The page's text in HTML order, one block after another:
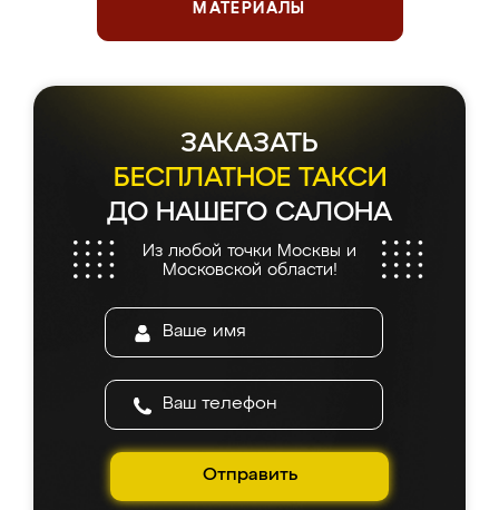
МАТЕРИАЛЫ
ЗАКАЗАТЬ
БЕСПЛАТНОЕ ТАКСИ
ДО НАШЕГО САЛОНА
Из любой точки Москвы и
Московской области!
Отправить